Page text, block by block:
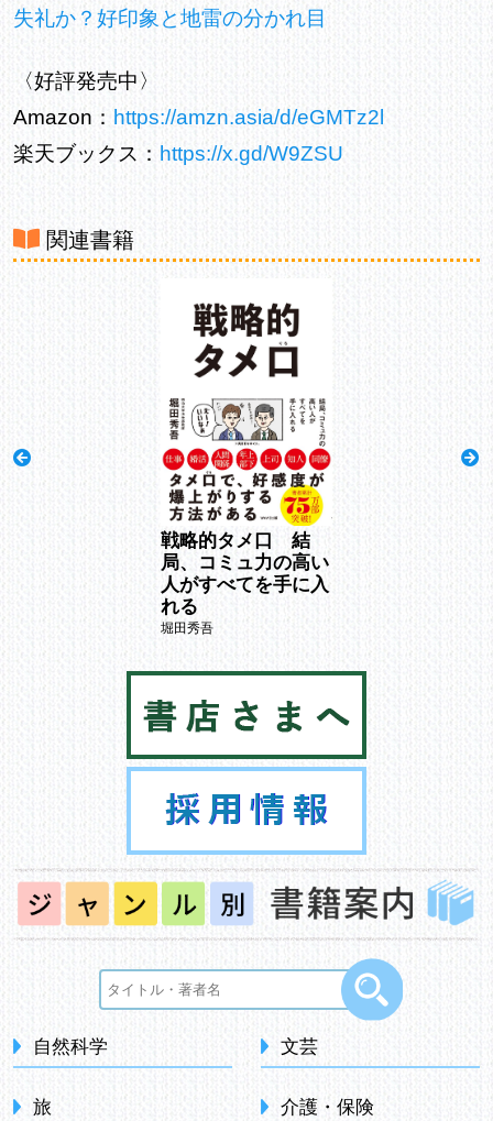
自然科学
旅
文芸
介護・保険
失礼か？好印象と地雷の分かれ目
〈好評発売中〉
Amazon： https://amzn.asia/d/eGMTz2l
楽天ブックス： https://x.gd/W9ZSU
関連書籍
べてを手に入
戦略的タメ口 結
局、コミュ力の高い
人がすべてを手に入
れる
堀田秀吾
人がすべてを手